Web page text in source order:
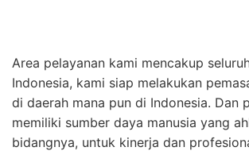
Area pelayanan kami mencakup
Indonesia, kami siap melakukan
di daerah mana pun di Indonesia. Dan
memiliki sumber daya manusia yang
bidangnya, untuk kinerja dan